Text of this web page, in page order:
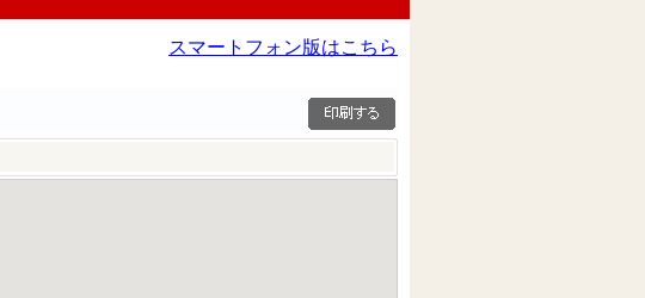
スマートフォン版はこちら